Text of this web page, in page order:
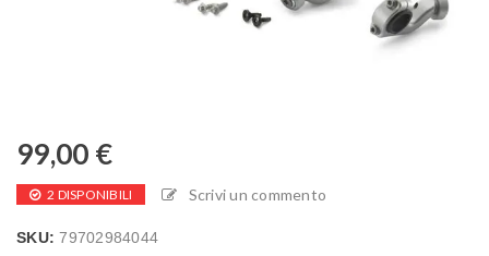
99,00 €
2 DISPONIBILI Scrivi un commento
SKU:79702984044